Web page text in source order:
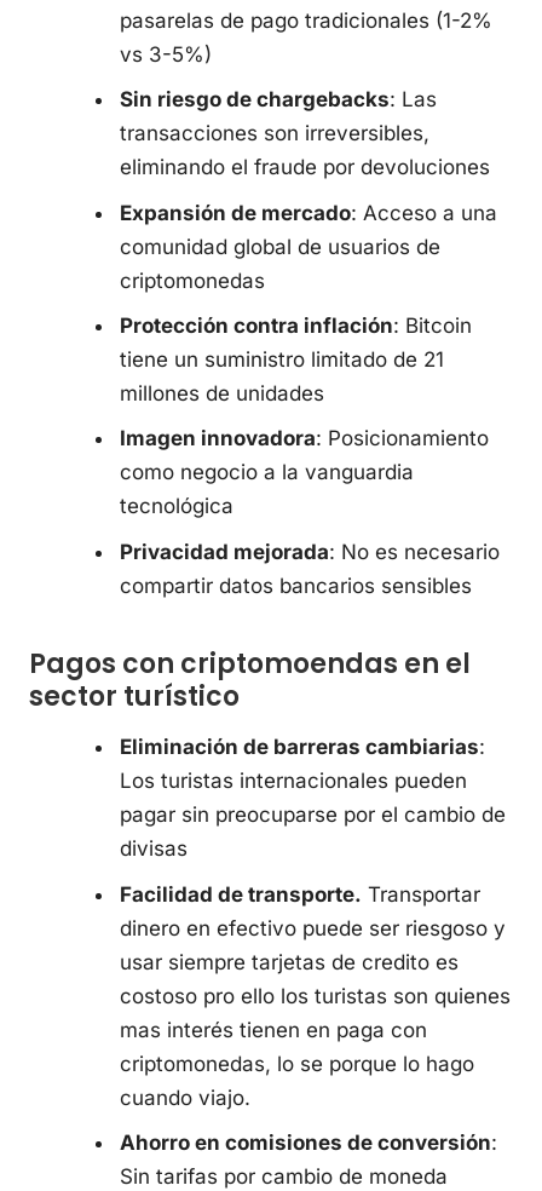
pasarelas de pago tradicionales (1-2%
vs 3-5%)
Sin riesgo de chargebacks: Las
transacciones son irreversibles,
eliminando el fraude por devoluciones
Expansión de mercado: Acceso a una
comunidad global de usuarios de
criptomonedas
Protección contra inflación: Bitcoin
tiene un suministro limitado de 21
millones de unidades
Imagen innovadora: Posicionamiento
como negocio a la vanguardia
tecnológica
Privacidad mejorada: No es necesario
compartir datos bancarios sensibles
Pagos con criptomoendas en el
sector turístico
Eliminación de barreras cambiarias:
Los turistas internacionales pueden
pagar sin preocuparse por el cambio de
divisas
Facilidad de transporte. Transportar
dinero en efectivo puede ser riesgoso y
usar siempre tarjetas de credito es
costoso pro ello los turistas son quienes
mas interés tienen en paga con
criptomonedas, lo se porque lo hago
cuando viajo.
Ahorro en comisiones de conversión:
Sin tarifas por cambio de moneda